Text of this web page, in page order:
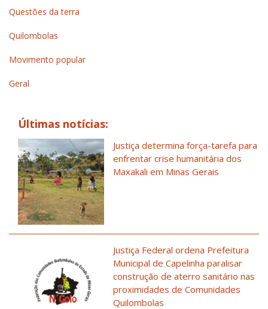
Questões da terra
Quilombolas
Movimento popular
Geral
Últimas notícias:
Justiça determina força-tarefa para
enfrentar crise humanitária dos
Maxakali em Minas Gerais
Justiça Federal ordena Prefeitura
Municipal de Capelinha paralisar
construção de aterro sanitário nas
proximidades de Comunidades
Quilombolas